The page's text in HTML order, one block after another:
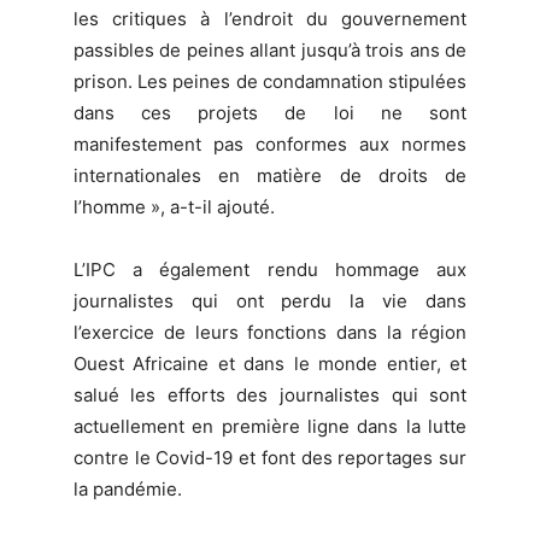
les critiques à l’endroit du gouvernement
passibles de peines allant jusqu’à trois ans de
prison. Les peines de condamnation stipulées
dans ces projets de loi ne sont
manifestement pas conformes aux normes
internationales en matière de droits de
l’homme », a-t-il ajouté.
L’IPC a également rendu hommage aux
journalistes qui ont perdu la vie dans
l’exercice de leurs fonctions dans la région
Ouest Africaine et dans le monde entier, et
salué les efforts des journalistes qui sont
actuellement en première ligne dans la lutte
contre le Covid-19 et font des reportages sur
la pandémie.